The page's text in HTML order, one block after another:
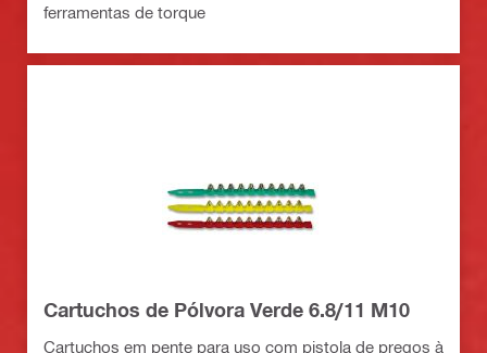
ferramentas de torque
Cartuchos de Pólvora Verde 6.8/11 M10
Cartuchos em pente para uso com pistola de pregos à